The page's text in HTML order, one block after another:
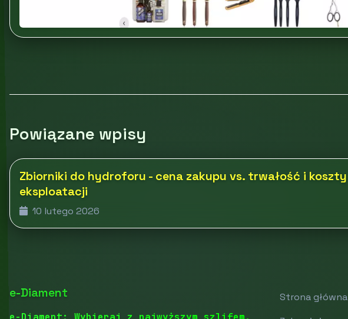
Powiązane wpisy
Zbiorniki do hydroforu - cena zakupu vs. trwałość i koszty
eksploatacji
10 lutego 2026
e-Diament
Strona główna